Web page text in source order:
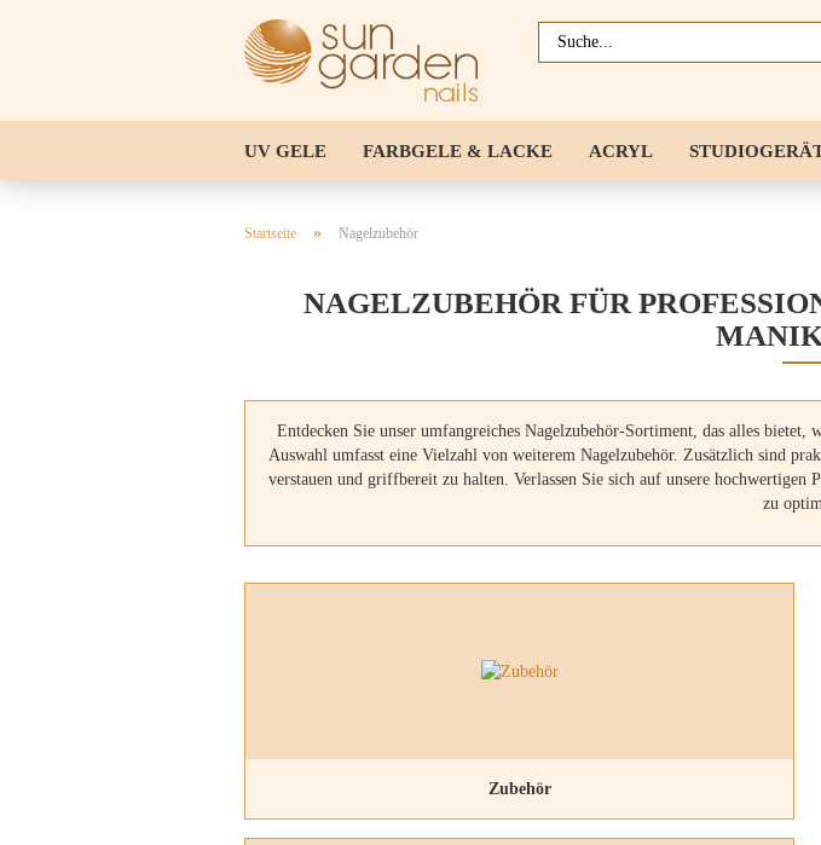
UV GELE FARBGELE & LACKE ACRYL
Startseite » Nagelzubehör
NAGELZUBEHÖR FÜR
Entdecken Sie unser umfangreiches Nagelzubehör-Sortiment, das alles
Auswahl umfasst eine Vielzahl von weiterem Nagelzubehör. Zusätzlich sind
verstauen und griffbereit zu halten. Verlassen Sie sich auf unsere
zu
Zubehör